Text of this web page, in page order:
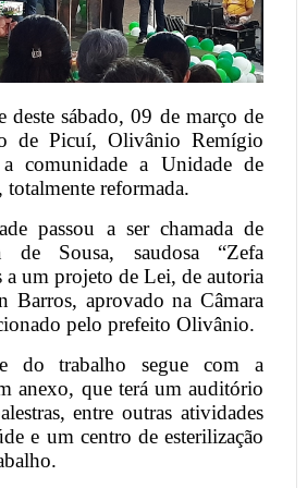
deste sábado, 09 de março de
de Picuí, Olivânio Remígio
comunidade a Unidade de
totalmente reformada.
passou a ser chamada de
de Sousa, saudosa “Zefa
a um projeto de Lei, de autoria
Barros, aprovado na Câmara
pelo prefeito Olivânio.
do trabalho segue com a
anexo, que terá um auditório
entre outras atividades
e um centro de esterilização